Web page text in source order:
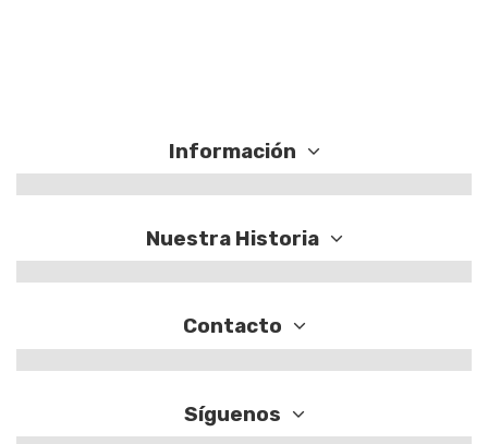
Información
Nuestra Historia
Contacto
Síguenos